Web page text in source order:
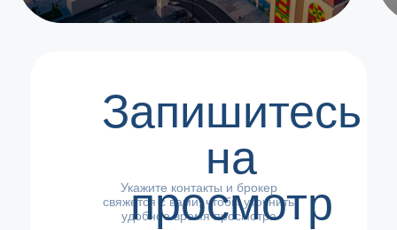
Запишитесь
на
просмотр
Укажите контакты и брокер
свяжется с вами, чтобы уточнить
удобное время просмотра